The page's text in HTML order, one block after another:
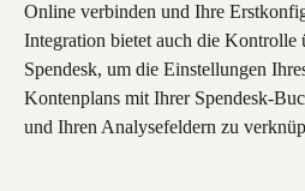
Online verbinden und Ihre
Integration bietet auch die Kontrolle
Spendesk, um die Einstellungen
Kontenplans mit Ihrer Spendesk-
und Ihren Analysefeldern zu